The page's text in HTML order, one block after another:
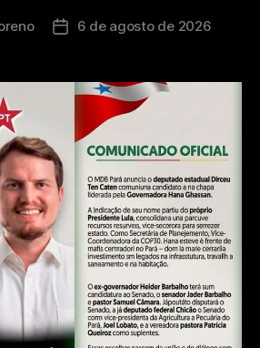
6 de agosto de 2026